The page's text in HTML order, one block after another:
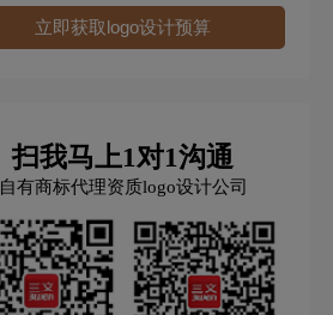
立即获取logo设计预算
扫我马上1对1沟通
自有商标代理资质logo设计公司